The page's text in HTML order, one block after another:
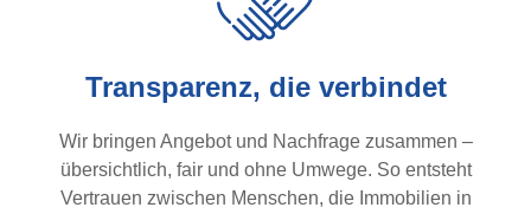
Transparenz, die verbindet
Wir bringen Angebot und Nachfrage zusammen –
übersichtlich, fair und ohne Umwege. So entsteht
Vertrauen zwischen Menschen, die Immobilien in